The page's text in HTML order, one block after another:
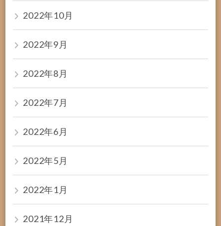
2022年10月
2022年9月
2022年8月
2022年7月
2022年6月
2022年5月
2022年1月
2021年12月